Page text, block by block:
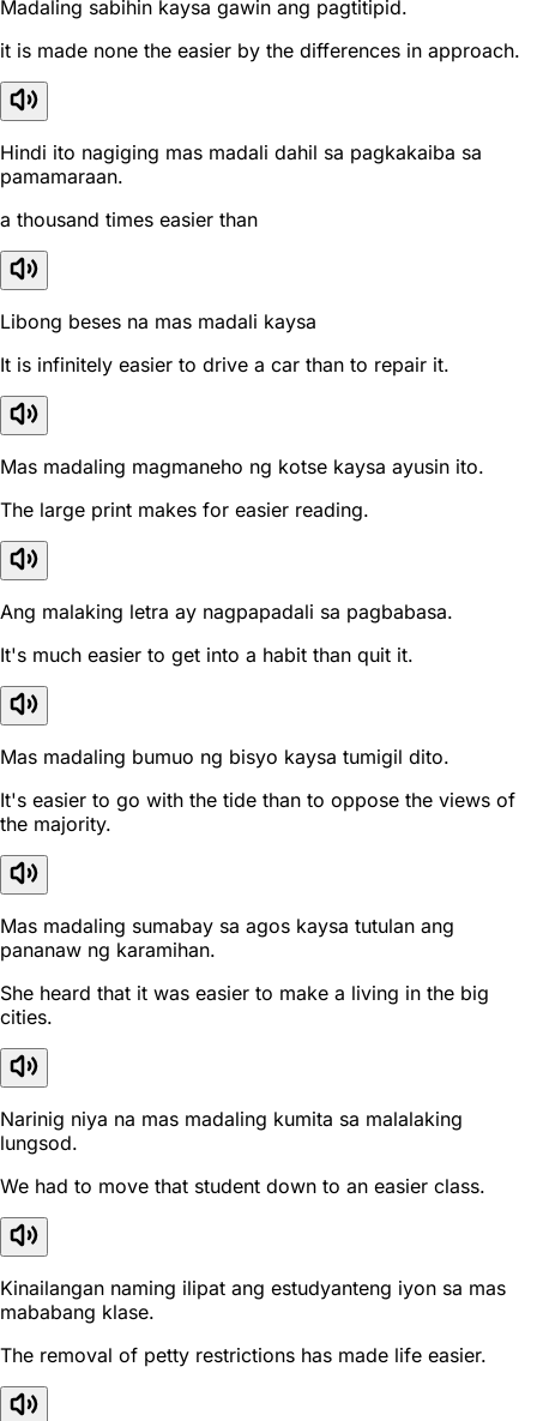
Madaling sabihin kaysa gawin ang pagtitipid.
it is made none the easier by the differences in approach.
Hindi ito nagiging mas madali dahil sa pagkakaiba sa
pamamaraan.
a thousand times easier than
Libong beses na mas madali kaysa
It is infinitely easier to drive a car than to repair it.
Mas madaling magmaneho ng kotse kaysa ayusin ito.
The large print makes for easier reading.
Ang malaking letra ay nagpapadali sa pagbabasa.
It's much easier to get into a habit than quit it.
Mas madaling bumuo ng bisyo kaysa tumigil dito.
It's easier to go with the tide than to oppose the views of
the majority.
Mas madaling sumabay sa agos kaysa tutulan ang
pananaw ng karamihan.
She heard that it was easier to make a living in the big
cities.
Narinig niya na mas madaling kumita sa malalaking
lungsod.
We had to move that student down to an easier class.
Kinailangan naming ilipat ang estudyanteng iyon sa mas
mababang klase.
The removal of petty restrictions has made life easier.